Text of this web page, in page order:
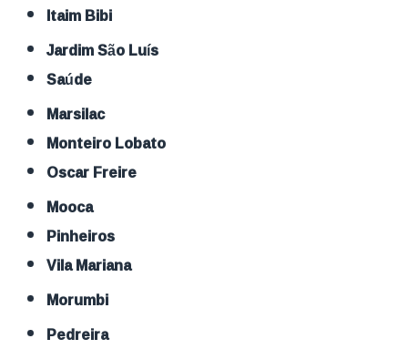
Itaim Bibi
Jardim São Luís
Saúde
Marsilac
Monteiro Lobato
Oscar Freire
Mooca
Pinheiros
Vila Mariana
Morumbi
Pedreira